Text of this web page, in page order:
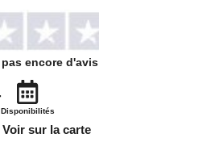
encore d'avis
Disponibilités
Voir sur la carte